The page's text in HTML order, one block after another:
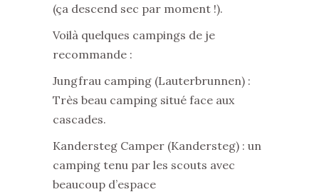
(ça descend sec par moment !).
Voilà quelques campings de je
recommande :
Jungfrau camping (Lauterbrunnen) :
Très beau camping situé face aux
cascades.
Kandersteg Camper (Kandersteg) : un
camping tenu par les scouts avec
beaucoup d’espace